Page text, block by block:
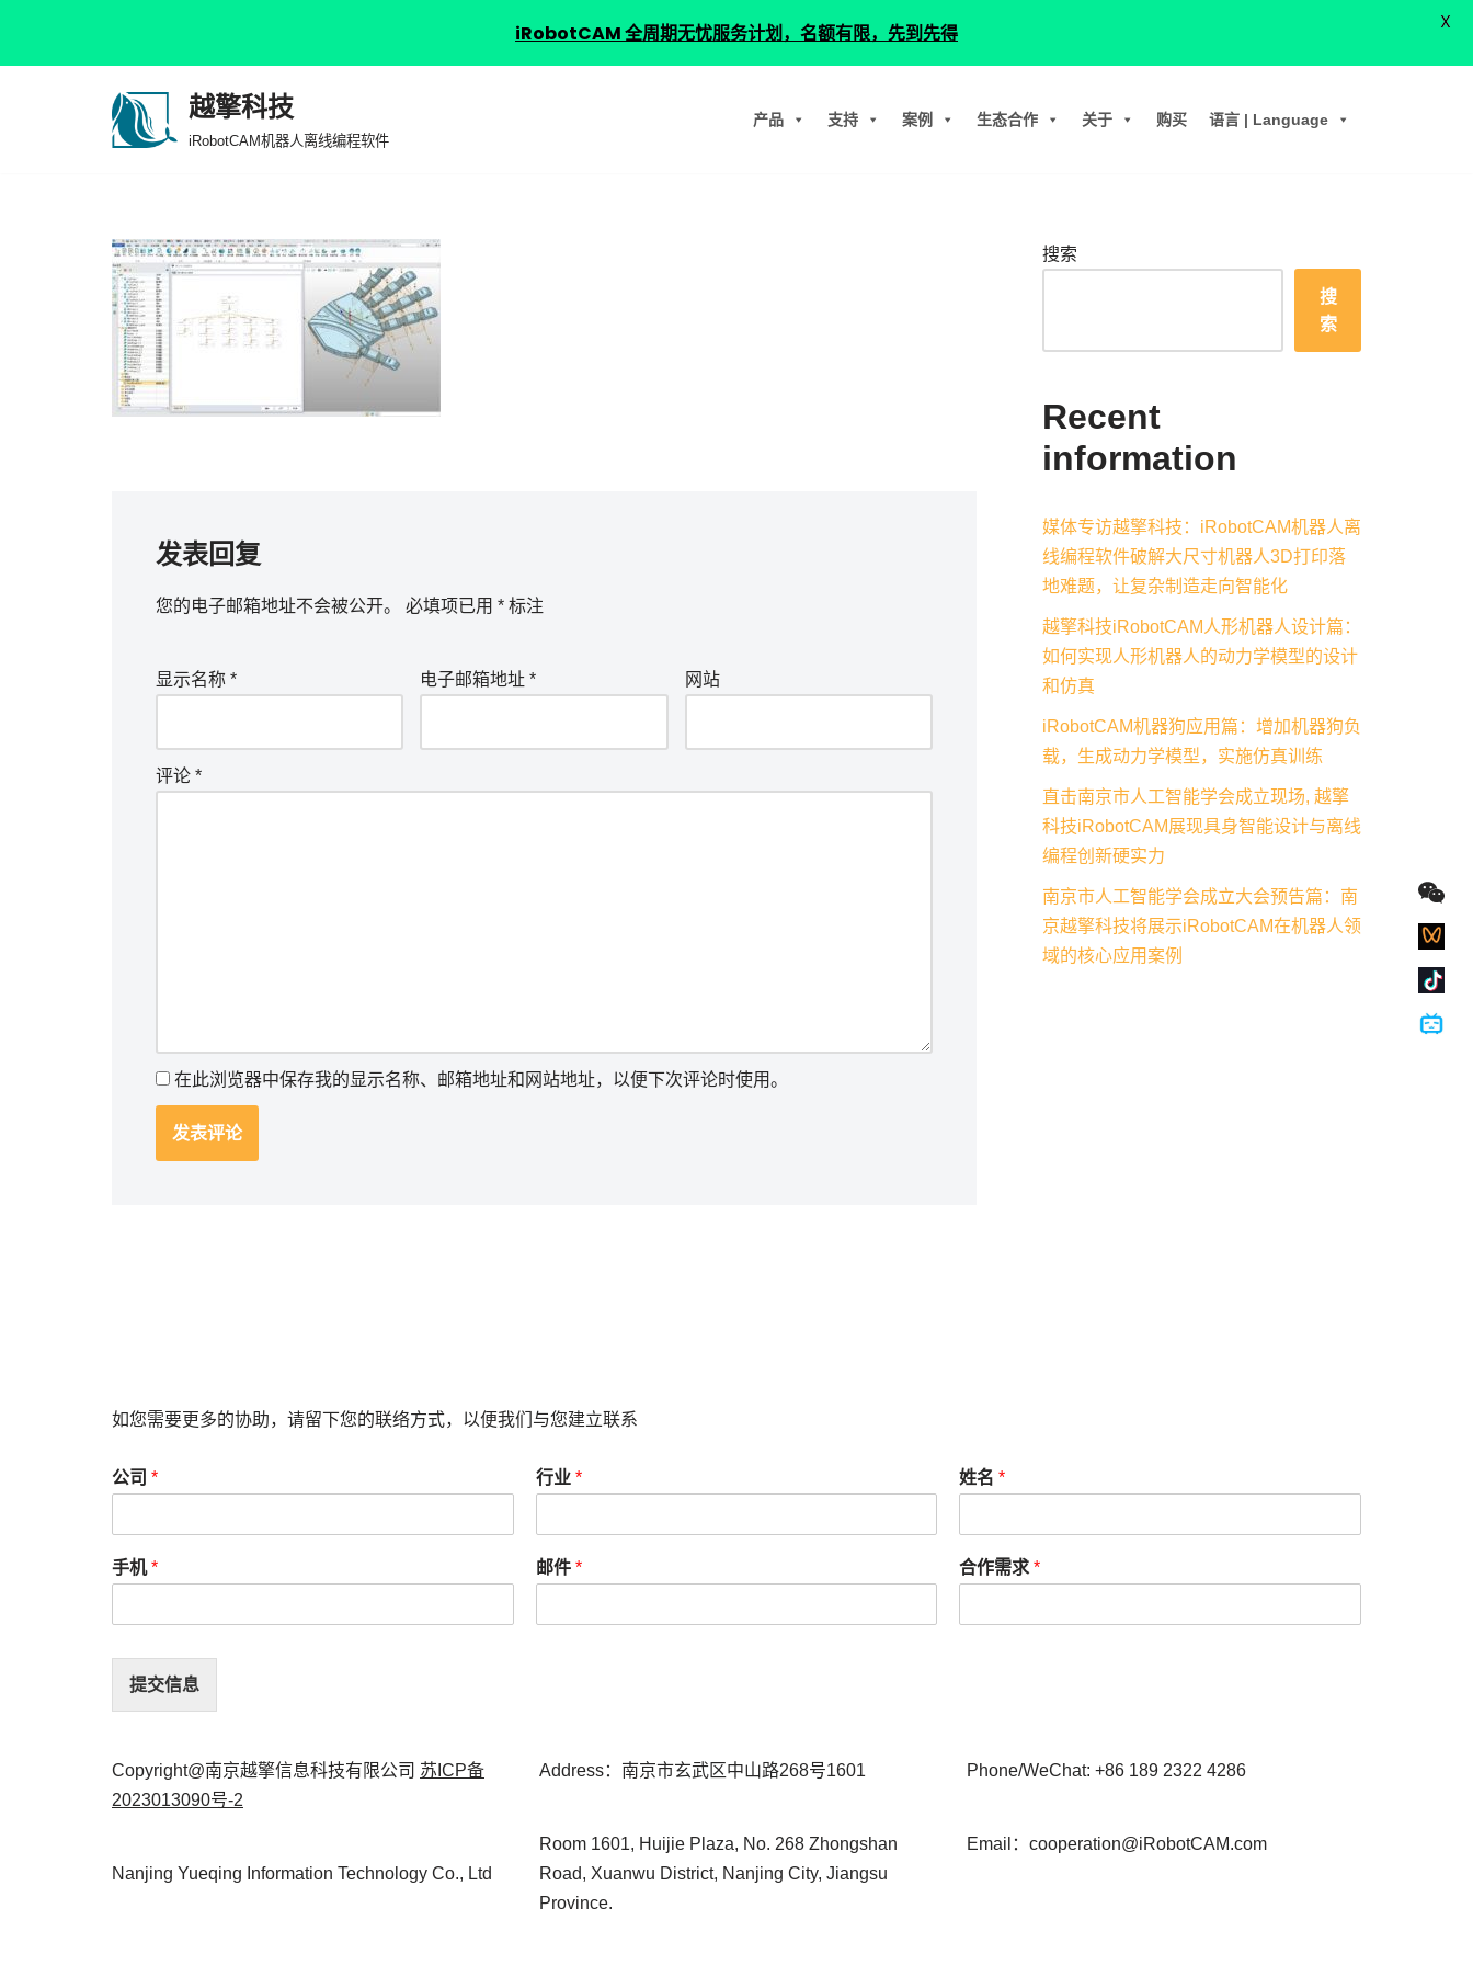
越擎科技
iRobotCAM机器人离线编程软件
产品 支持 案例 生态合作 关于 购买 语言 | Language
发表回复
您的电子邮箱地址不会被公开。 必填项已用 * 标注
显示名称 * 电子邮箱地址* 网站
评论 *
在此浏览器中保存我的显示名称、邮箱地址和网站地址，以便下次评论时使用。
搜索
搜
索
Recent
information
媒体专访越擎科技：iRobotCAM机器人离
线编程软件破解大尺寸机器人3D打印落
地难题，让复杂制造走向智能化
越擎科技iRobotCAM人形机器人设计篇：
如何实现人形机器人的动力学模型的设计
和仿真
iRobotCAM机器狗应用篇：增加机器狗负
载，生成动力学模型，实施仿真训练
直击南京市人工智能学会成立现场, 越擎
科技iRobotCAM展现具身智能设计与离线
编程创新硬实力
南京市人工智能学会成立大会预告篇：南
京越擎科技将展示iRobotCAM在机器人领
域的核心应用案例
如您需要更多的协助，请留下您的联络方式，以便我们与您建立联系
公司 *
手机*
行业 *
邮件 *
姓名*
合作需求*
提交信息
Copyright@南京越擎信息科技有限公司 苏ICP备
2023013090号-2
Nanjing Yueqing Information Technology Co., Ltd
Address：南京市玄武区中山路268号1601
Room 1601, Huijie Plaza, No. 268 Zhongshan
Road, Xuanwu District, Nanjing City, Jiangsu
Province.
Phone/WeChat: +86 189 2322 4286
Email：cooperation@iRobotCAM.com
iRobotCAM 全周期无忧服务计划，名额有限，先到先得 X